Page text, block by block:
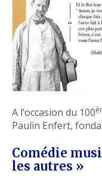
A l’occasion du 100
Paulin Enfert,
Comédie
les autres »